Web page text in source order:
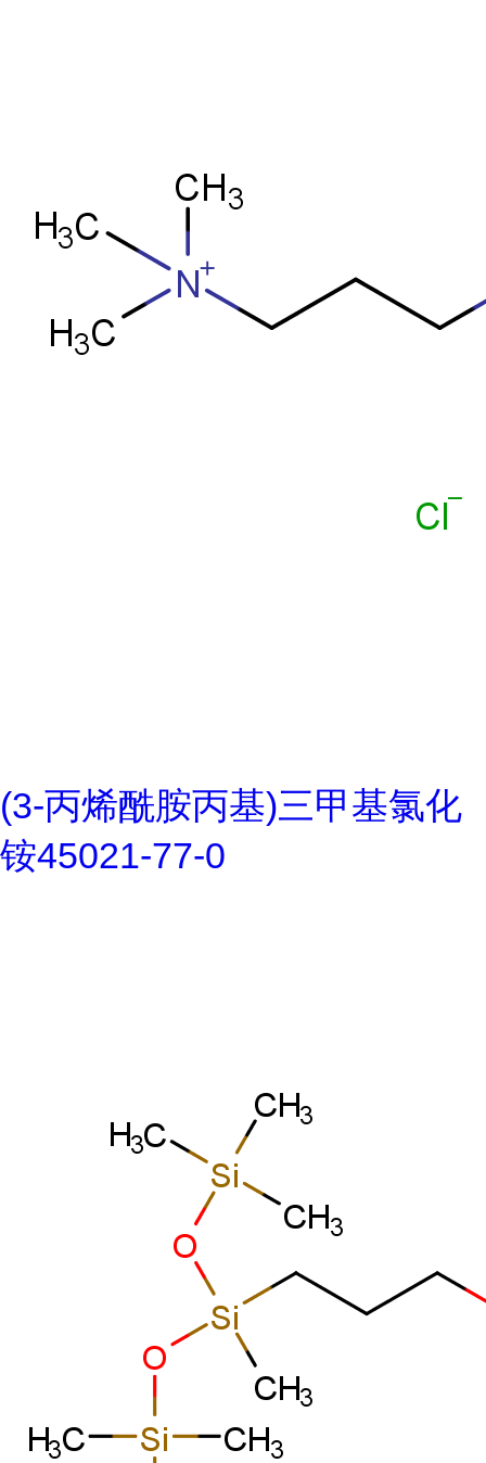
(3-丙烯酰胺丙基)三甲基氯化
铵45021-77-0